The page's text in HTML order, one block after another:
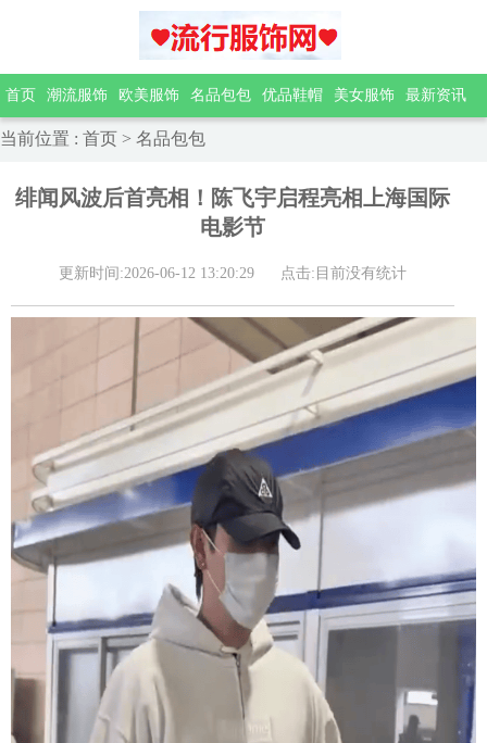
首页 潮流服饰 欧美服饰 名品包包 优品鞋帽 美女服饰 最新资讯
当前位置 : 首页 > 名品包包
绯闻风波后首亮相！陈飞宇启程亮相上海国际
电影节
更新时间:2026-06-12 13:20:29 点击:目前没有统计